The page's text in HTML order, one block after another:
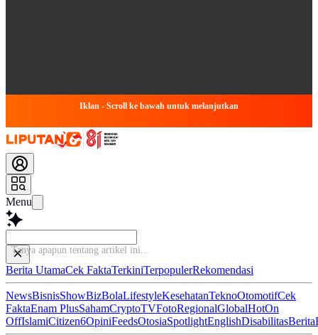
Iklan - Scroll ke bawah untuk melanjutkan
Menu
Baca le
Berita UtamaCek FaktaTerkiniTerpopulerRekomendasi
NewsBisnisShowBizBolaLifestyleKesehatanTeknoOtomotifCek
FaktaEnam PlusSahamCryptoTVFotoRegionalGlobalHotOn
OffIslamiCitizen6OpiniFeedsOtosiaSpotlightEnglishDisabilitasBerita